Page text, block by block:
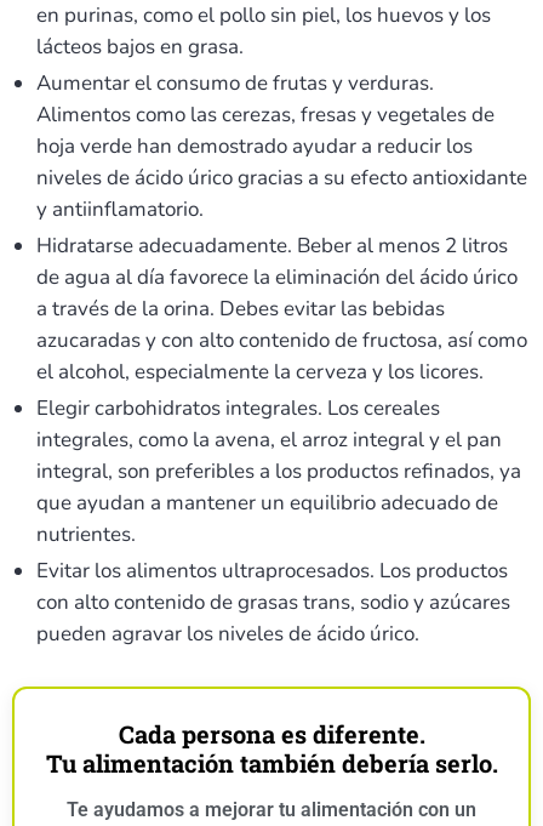
en purinas, como el pollo sin piel, los huevos y los
lácteos bajos en grasa.
Aumentar el consumo de frutas y verduras.
Alimentos como las cerezas, fresas y vegetales de
hoja verde han demostrado ayudar a reducir los
niveles de ácido úrico gracias a su efecto antioxidante
y antiinflamatorio.
Hidratarse adecuadamente. Beber al menos 2 litros
de agua al día favorece la eliminación del ácido úrico
a través de la orina. Debes evitar las bebidas
azucaradas y con alto contenido de fructosa, así como
el alcohol, especialmente la cerveza y los licores.
Elegir carbohidratos integrales. Los cereales
integrales, como la avena, el arroz integral y el pan
integral, son preferibles a los productos refinados, ya
que ayudan a mantener un equilibrio adecuado de
nutrientes.
Evitar los alimentos ultraprocesados. Los productos
con alto contenido de grasas trans, sodio y azúcares
pueden agravar los niveles de ácido úrico.
Cada persona es diferente.
Tu alimentación también debería serlo.
Te ayudamos a mejorar tu alimentación con un